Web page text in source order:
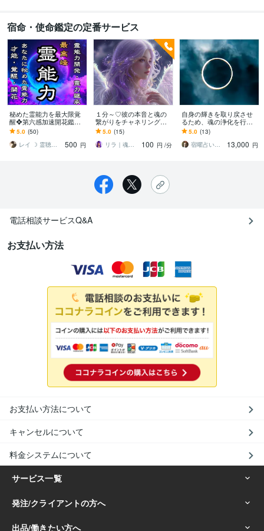
宿命・使命鑑定の定番サービス
秘めた霊能力を最大限覚
醒❖第六感加速開花鑑定
します 霊能力開花鑑定❖
霊的体質改善と潜在能力
を最大限上昇❖霊力継承
5.0 (50)
レイ ☽ 霊聴鑑定士
500 円
１分～♡彼の本音と魂の
繋がりをチャネリングし
ます 大天使ザドキエルの
導きで、彼との魂のご縁
を読み解きます
5.0 (15)
リラ｜魂を癒す大天使ザドキエルの導き
100 円 /分
自身の輝きを取り戻させ
るため、魂の浄化を行い
ます 魂の汚れ穢れを取祓
い、本来の輝きを取り戻
すエネルギーワーク
5.0 (13)
宿曜占い師 尚道士（しょうどうし）
13,000 円
電話相談サービスQ&A
お支払い方法
お支払い方法について
キャンセルについて
料金システムについて